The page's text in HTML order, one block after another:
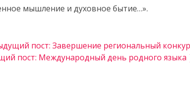
мышление и духовное бытие…».
пост: Завершение региональный
пост: Международный день родного языка